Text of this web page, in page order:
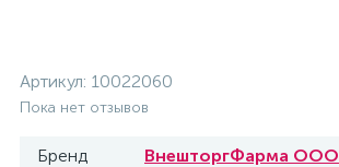
Артикул: 10022060
Пока нет отзывов
Бренд ВнешторгФарма ООО